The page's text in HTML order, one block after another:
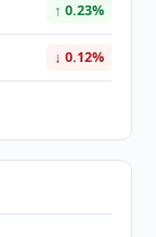
↑ 0.23%
↓ 0.12%